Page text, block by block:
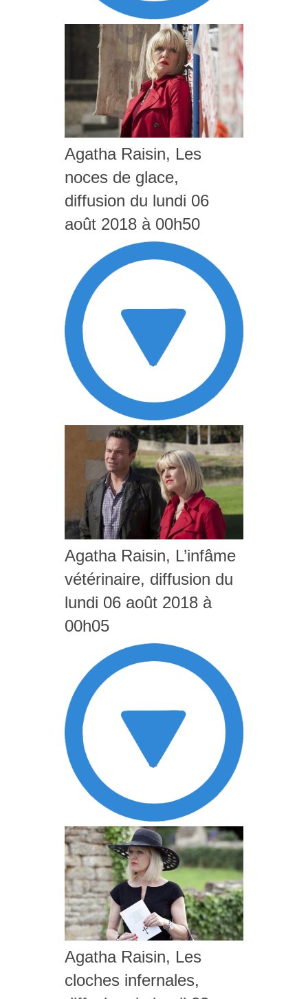
Agatha Raisin, Les
noces de glace,
diffusion du lundi 06
août 2018 à 00h50
Agatha Raisin, L’infâme
vétérinaire, diffusion du
lundi 06 août 2018 à
00h05
Agatha Raisin, Les
cloches infernales,